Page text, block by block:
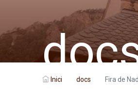
Inici docs Fira de